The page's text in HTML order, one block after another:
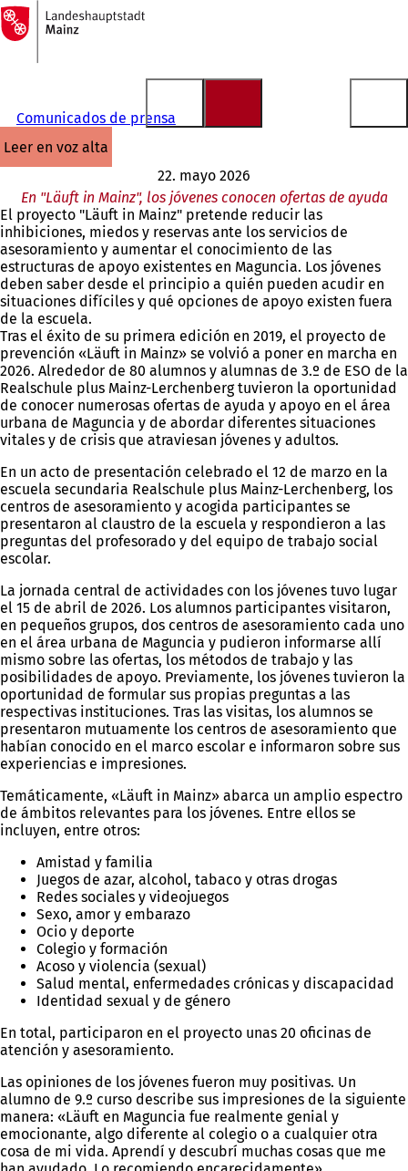
Saltar al contenido
A
la
página
Comunicados de prensa
leer en voz alta
22. mayo 2026
En "Läuft in Mainz", los jóvenes conocen ofertas de ayuda
El proyecto "Läuft in Mainz" pretende reducir las
inhibiciones, miedos y reservas ante los servicios de
asesoramiento y aumentar el conocimiento de las
estructuras de apoyo existentes en Maguncia. Los jóvenes
deben saber desde el principio a quién pueden acudir en
situaciones difíciles y qué opciones de apoyo existen fuera
de la escuela.
Tras el éxito de su primera edición en 2019, el proyecto de
prevención «Läuft in Mainz» se volvió a poner en marcha en
2026. Alrededor de 80 alumnos y alumnas de 3.º de ESO de la
Realschule plus Mainz-Lerchenberg tuvieron la oportunidad
de conocer numerosas ofertas de ayuda y apoyo en el área
urbana de Maguncia y de abordar diferentes situaciones
vitales y de crisis que atraviesan jóvenes y adultos.
En un acto de presentación celebrado el 12 de marzo en la
escuela secundaria Realschule plus Mainz-Lerchenberg, los
centros de asesoramiento y acogida participantes se
presentaron al claustro de la escuela y respondieron a las
preguntas del profesorado y del equipo de trabajo social
escolar.
La jornada central de actividades con los jóvenes tuvo lugar
el 15 de abril de 2026. Los alumnos participantes visitaron,
en pequeños grupos, dos centros de asesoramiento cada uno
en el área urbana de Maguncia y pudieron informarse allí
mismo sobre las ofertas, los métodos de trabajo y las
posibilidades de apoyo. Previamente, los jóvenes tuvieron la
oportunidad de formular sus propias preguntas a las
respectivas instituciones. Tras las visitas, los alumnos se
presentaron mutuamente los centros de asesoramiento que
habían conocido en el marco escolar e informaron sobre sus
experiencias e impresiones.
Temáticamente, «Läuft in Mainz» abarca un amplio espectro
de ámbitos relevantes para los jóvenes. Entre ellos se
incluyen, entre otros:
Amistad y familia
Juegos de azar, alcohol, tabaco y otras drogas
Redes sociales y videojuegos
Sexo, amor y embarazo
Ocio y deporte
Colegio y formación
Acoso y violencia (sexual)
Salud mental, enfermedades crónicas y discapacidad
Identidad sexual y de género
En total, participaron en el proyecto unas 20 oficinas de
atención y asesoramiento.
Las opiniones de los jóvenes fueron muy positivas. Un
alumno de 9.º curso describe sus impresiones de la siguiente
manera: «Läuft en Maguncia fue realmente genial y
emocionante, algo diferente al colegio o a cualquier otra
cosa de mi vida. Aprendí y descubrí muchas cosas que me